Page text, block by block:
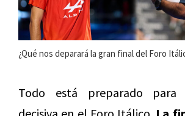
¿Qué nos deparará la gran final del Foro
Todo está preparado para